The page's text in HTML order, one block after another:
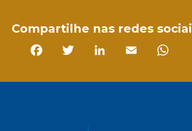
Compartilhe nas redes